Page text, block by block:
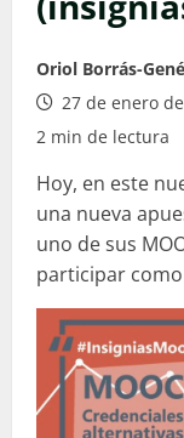
Oriol Borrás-Gené
27 de enero
2 min de lectura
Hoy, en este
una nueva
uno de sus
participar